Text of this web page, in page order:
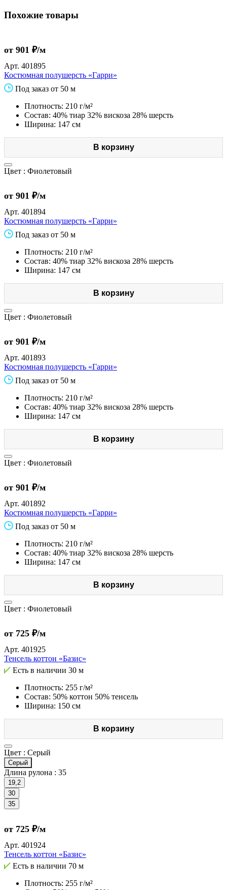
Похожие товары
от 901 ₽/м
Арт. 401895
Костюмная полушерсть «Гарри»
Под заказ от 50 м
Плотность: 210 г/м²
Состав: 40% тиар 32% вискоза 28% шерсть
Ширина: 147 см
В корзину
Цвет : Фиолетовый
от 901 ₽/м
Арт. 401894
Костюмная полушерсть «Гарри»
Под заказ от 50 м
Плотность: 210 г/м²
Состав: 40% тиар 32% вискоза 28% шерсть
Ширина: 147 см
В корзину
Цвет : Фиолетовый
от 901 ₽/м
Арт. 401893
Костюмная полушерсть «Гарри»
Под заказ от 50 м
Плотность: 210 г/м²
Состав: 40% тиар 32% вискоза 28% шерсть
Ширина: 147 см
В корзину
Цвет : Фиолетовый
от 901 ₽/м
Арт. 401892
Костюмная полушерсть «Гарри»
Под заказ от 50 м
Плотность: 210 г/м²
Состав: 40% тиар 32% вискоза 28% шерсть
Ширина: 147 см
В корзину
Цвет : Фиолетовый
от 725 ₽/м
Арт. 401925
Тенсель коттон «Базис»
Есть в наличии 30 м
Плотность: 255 г/м²
Состав: 50% коттон 50% тенсель
Ширина: 150 см
В корзину
Цвет : Серый
Серый
Длина рулона : 35
19,2
30
35
от 725 ₽/м
Арт. 401924
Тенсель коттон «Базис»
Есть в наличии 70 м
Плотность: 255 г/м²